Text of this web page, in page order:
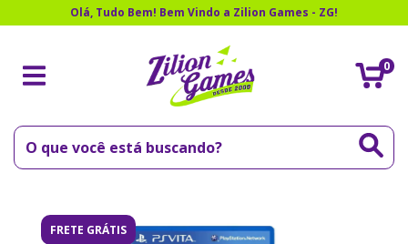
Olá, Tudo Bem! Bem Vindo a Zilion Games - ZG!
0
FRETE GRÁTIS